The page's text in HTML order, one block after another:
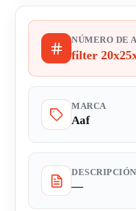
NÚMERO DE
filter
MARCA
Aaf
DESCRIPCIÓN
—